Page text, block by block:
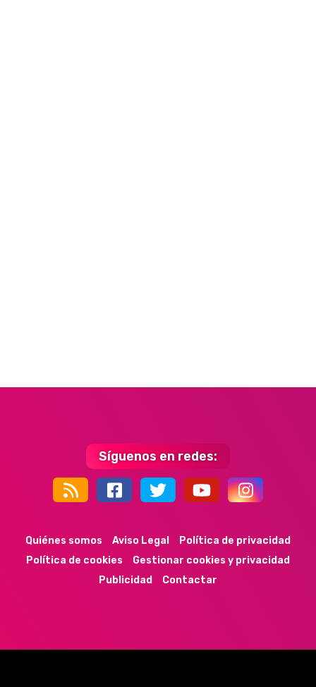
Síguenos en redes:
Quiénes somos Aviso Legal
Política de privacidad
Política de cookies
Gestionar cookies y privacidad
Publicidad
Contactar